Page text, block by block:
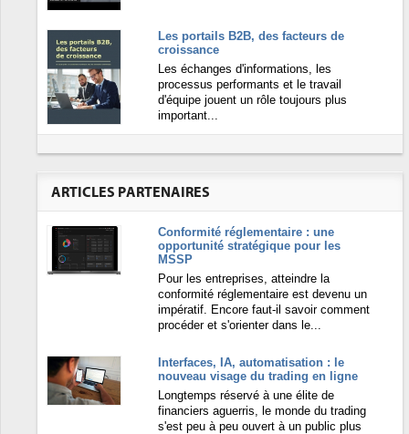
Les portails B2B, des facteurs de
croissance
Les échanges d'informations, les
processus performants et le travail
d'équipe jouent un rôle toujours plus
important...
ARTICLES PARTENAIRES
Conformité réglementaire : une
opportunité stratégique pour les
MSSP
Pour les entreprises, atteindre la
conformité réglementaire est devenu un
impératif. Encore faut-il savoir comment
procéder et s'orienter dans le...
Interfaces, IA, automatisation : le
nouveau visage du trading en ligne
Longtemps réservé à une élite de
financiers aguerris, le monde du trading
s'est peu à peu ouvert à un public plus